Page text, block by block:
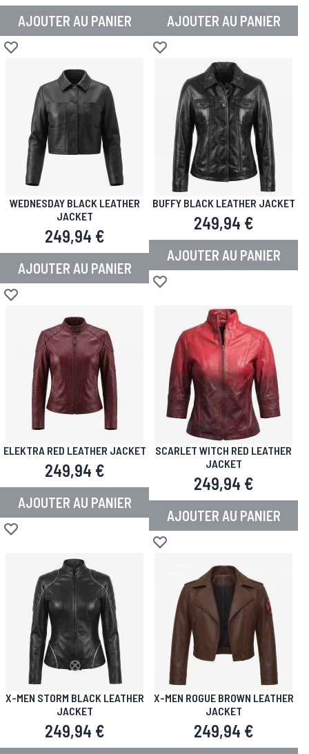
AJOUTER AU PANIER
Ajouter à la liste d'achats
AJOUTER AU PANIER
Ajouter à la liste d'achats
WEDNESDAY BLACK LEATHER
JACKET
249,94 €
AJOUTER AU PANIER
Ajouter à la liste d'achats
BUFFY BLACK LEATHER JACKET
249,94 €
AJOUTER AU PANIER
Ajouter à la liste d'achats
ELEKTRA RED LEATHER JACKET
249,94 €
AJOUTER AU PANIER
Ajouter à la liste d'achats
SCARLET WITCH RED LEATHER
JACKET
249,94 €
AJOUTER AU PANIER
Ajouter à la liste d'achats
X-MEN STORM BLACK LEATHER
JACKET
249,94 €
X-MEN ROGUE BROWN LEATHER
JACKET
249,94 €